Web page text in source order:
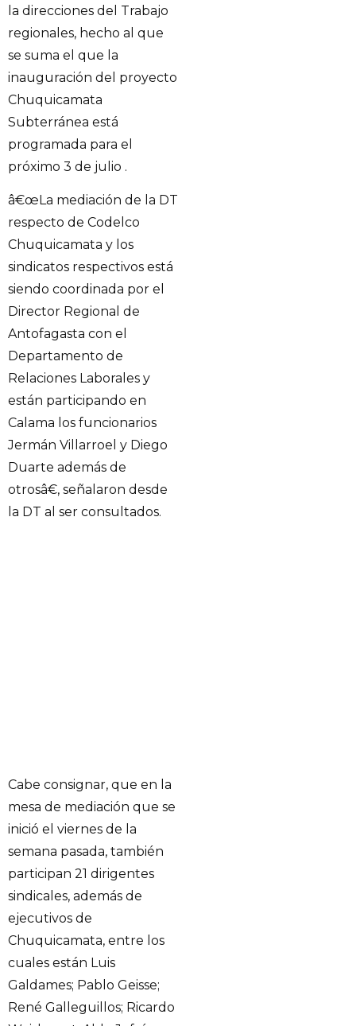
la direcciones del Trabajo
regionales, hecho al que
se suma el que la
inauguración del proyecto
Chuquicamata
Subterránea está
programada para el
próximo 3 de julio .
â€œLa mediación de la DT
respecto de Codelco
Chuquicamata y los
sindicatos respectivos está
siendo coordinada por el
Director Regional de
Antofagasta con el
Departamento de
Relaciones Laborales y
están participando en
Calama los funcionarios
Jermán Villarroel y Diego
Duarte además de
otrosâ€, señalaron desde
la DT al ser consultados.
Cabe consignar, que en la
mesa de mediación que se
inició el viernes de la
semana pasada, también
participan 21 dirigentes
sindicales, además de
ejecutivos de
Chuquicamata, entre los
cuales están Luis
Galdames; Pablo Geisse;
René Galleguillos; Ricardo